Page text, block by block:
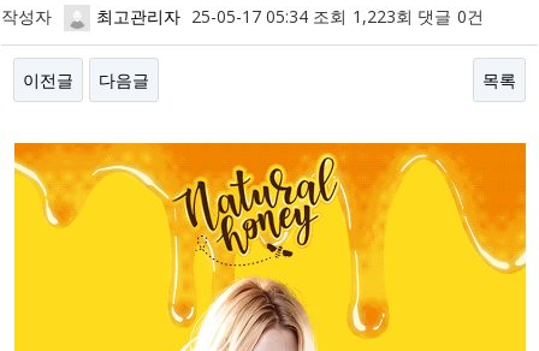
작성자 최고관리자 25-05-17 05:34 조회 1,223회 댓글 0건
이전글 다음글 목록
본문